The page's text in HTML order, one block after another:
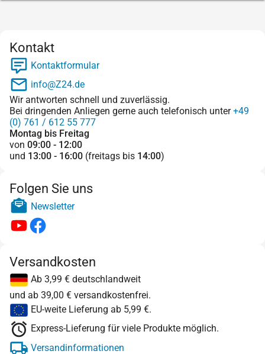
Kontakt
Kontaktformular
info@Z24.de
Wir antworten schnell und zuverlässig.
Bei dringenden Anliegen gerne auch telefonisch unter+49
(0) 761 / 612 55 777
Montag bis Freitag
von 09:00 - 12:00
und 13:00 - 16:00 (freitags bis 14:00)
Folgen Sie uns
Newsletter
Versandkosten
Ab 3,99 € deutschlandweit
und ab 39,00 € versandkostenfrei.
EU-weite Lieferung ab 5,99 €.
Express-Lieferung für viele Produkte möglich.
Versandinformationen